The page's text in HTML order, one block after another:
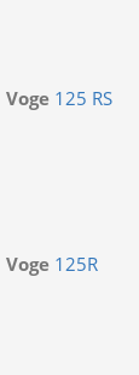
Voge125 RS
Voge125R